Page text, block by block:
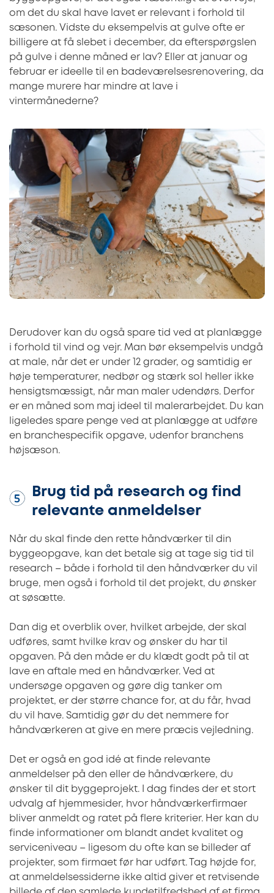
om det du skal have lavet er relevant i forhold til
sæsonen. Vidste du eksempelvis at gulve ofte er
billigere at få slebet i december, da efterspørgslen
på gulve i denne måned er lav? Eller at januar og
februar er ideelle til en badeværelsesrenovering, da
mange murere har mindre at lave i
vintermånederne?
Derudover kan du også spare tid ved at planlægge
i forhold til vind og vejr. Man bør eksempelvis undgå
at male, når det er under 12 grader, og samtidig er
høje temperaturer, nedbør og stærk sol heller ikke
hensigtsmæssigt, når man maler udendørs. Derfor
er en måned som maj ideel til malerarbejdet. Du kan
ligeledes spare penge ved at planlægge at udføre
en branchespecifik opgave, udenfor branchens
højsæson.
Brug tid på research og find
relevante anmeldelser
Når du skal finde den rette håndværker til din
byggeopgave, kan det betale sig at tage sig tid til
research – både i forhold til den håndværker du vil
bruge, men også i forhold til det projekt, du ønsker
at søsætte.
Dan dig et overblik over, hvilket arbejde, der skal
udføres, samt hvilke krav og ønsker du har til
opgaven. På den måde er du klædt godt på til at
lave en aftale med en håndværker. Ved at
undersøge opgaven og gøre dig tanker om
projektet, er der større chance for, at du får, hvad
du vil have. Samtidig gør du det nemmere for
håndværkeren at give en mere præcis vejledning.
Det er også en god idé at finde relevante
anmeldelser på den eller de håndværkere, du
ønsker til dit byggeprojekt. I dag findes der et stort
udvalg af hjemmesider, hvor håndværkerfirmaer
bliver anmeldt og ratet på flere kriterier. Her kan du
finde informationer om blandt andet kvalitet og
serviceniveau – ligesom du ofte kan se billeder af
projekter, som firmaet før har udført. Tag højde for,
at anmeldelsessiderne ikke altid giver et retvisende